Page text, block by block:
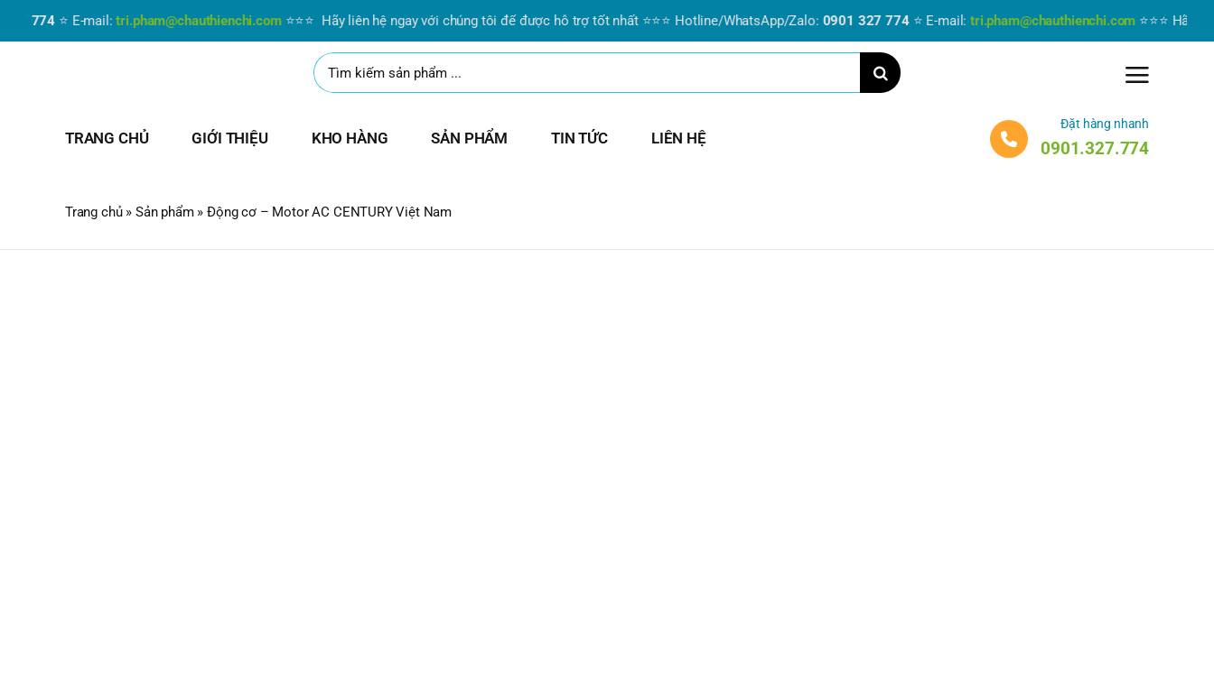
Skip
to
774⭐ E-mail:tri.pham@chauthienchi.com⭐⭐⭐ Hãy liên hệ ngay với chúng tôi để được hỗ trợ tốt nhất ⭐⭐⭐ Hotline/WhatsApp/Zalo:0901 327 774⭐ E-mail:tri.pham@chauthienchi.com⭐⭐⭐ Hãy liên
Search
for:
TRANG CHỦ GIỚI THIỆU KHO HÀNG SẢN PHẨM TIN TỨC LIÊN HỆ
Đặt hàng nhanh
0901.327.774
Trang chủ» Sản phẩm»Động cơ – Motor AC CENTURY Việt Nam